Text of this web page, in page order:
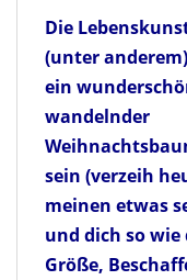
Die
(unter
ein
wandelnder
sein (verzeih
meinen etwas
und dich so
Größe,